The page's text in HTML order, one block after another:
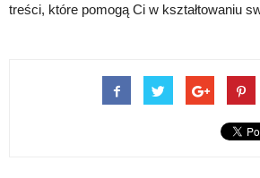
treści, które pomogą Ci w kształtowaniu